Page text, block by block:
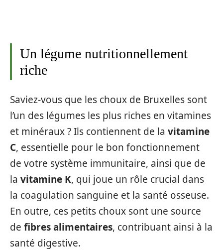
Un légume nutritionnellement
riche
Saviez-vous que les choux de Bruxelles sont
l’un des légumes les plus riches en vitamines
et minéraux ? Ils contiennent de la vitamine
C, essentielle pour le bon fonctionnement
de votre système immunitaire, ainsi que de
la vitamine K, qui joue un rôle crucial dans
la coagulation sanguine et la santé osseuse.
En outre, ces petits choux sont une source
de fibres alimentaires, contribuant ainsi à la
santé digestive.